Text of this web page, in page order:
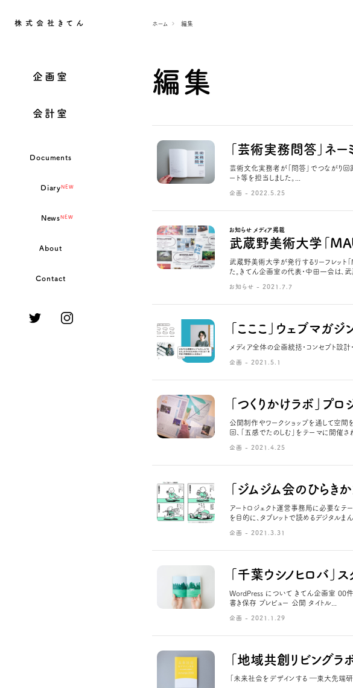
株式会社きてん
企画室
会計室
Documents
DiaryNEW
NewsNEW
About
Contact
ホーム 編集
編集
「芸術実務問答」ネー
芸術文化実務者が「問答」でつながり回
ート等を担当しました。...
企画 - 2022.5.25
お知らせ メディア掲載
武蔵野美術大学「
武蔵野美術大学が発行するリーフレット
た。きてん企画室の代表・中田一会は、
お知らせ - 2021.7.7
「こここ」ウェブマガジ
メディア全体の企画統括・コンセプト設計
企画 - 2021.5.1
「つくりかけラボ」プロ
公開制作やワークショップを通して空間を
回、「五感でたのしむ」をテーマに開催さ
企画 - 2021.4.25
「ジムジム会のひらき
アートロジェクト運営事務局に必要なテ
を目的に、タブレットで読めるデジタル
企画 - 2021.3.31
「千葉ウシノヒロバ」ス
WordPress について きてん企画室 00
書き保存 プレビュー 公開 タイトル...
企画 - 2021.1.29
「地域共創リビングラボ
「未来社会をデザインする ―東大先